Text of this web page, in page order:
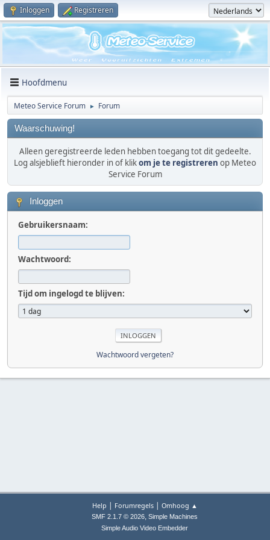
Inloggen Registreren
Hoofdmenu
Meteo Service Forum ► Forum
Waarschuwing!
Alleen geregistreerde leden hebben toegang tot dit gedeelte.
Log alsjeblieft hieronder in of klikom je te registreren op Meteo
Service Forum
Inloggen
Gebruikersnaam:
Wachtwoord:
Tijd om ingelogd te blijven:
Wachtwoord vergeten?
Help | Forumregels| Omhoog ▲
SMF 2.1.7 © 2026, Simple Machines
Simple Audio Video Embedder